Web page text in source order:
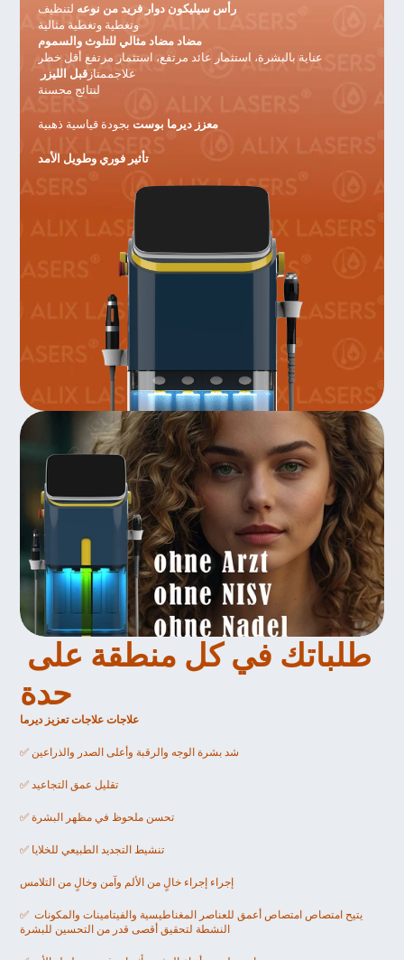
رأس سيليكون دوار فريد من نوعه لتنظيف
وتغطية وتغطية مثالية
عناية بالبشرة، استثمار عائد مرتفع، استثمار مرتفع أقل خطر
علاجممتاز
لنتائج محسنة
معزز ديرما بوست بجودة قياسية ذهبية
تأثير فوري وطويل الأمد
علاجات علاجات تعزيز ديرما
✅ شد بشرة الوجه والرقبة وأعلى الصدر والذراعين
✅ تقليل عمق التجاعيد
✅ تحسن ملحوظ في مظهر البشرة
✅ تنشيط التجديد الطبيعي للخلايا
إجراء إجراء خالٍ من الألم وآمن وخالٍ من التلامس
✅ يتيح امتصاص امتصاص أعمق للعناصر المغناطيسية والفيتامينات والمكونات
النشطة لتحقيق أقصى قدر من التحسين للبشرة